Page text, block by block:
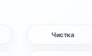
Чистка